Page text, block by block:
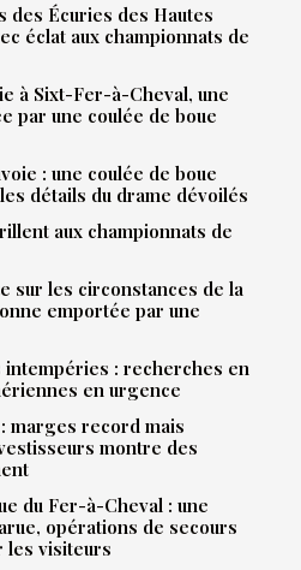
des Écuries des Hautes
éclat aux championnats de
à Sixt-Fer-à-Cheval, une
par une coulée de boue
: une coulée de boue
détails du drame dévoilés
aux championnats de
sur les circonstances de la
emportée par une
intempéries : recherches en
en urgence
marges record mais
montre des
du Fer-à-Cheval : une
opérations de secours
les visiteurs